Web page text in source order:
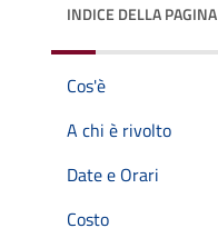
INDICE DELLA PAGINA
Cos'è
A chi è rivolto
Date e Orari
Costo